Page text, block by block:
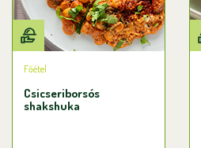
Főétel
Csicseriborsós
shakshuka